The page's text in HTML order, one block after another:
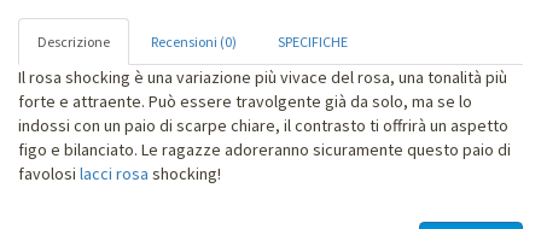
Descrizione Recensioni (0) SPECIFICHE
Il rosa shocking è una variazione più vivace del rosa, una tonalità più
forte e attraente. Può essere travolgente già da solo, ma se lo
indossi con un paio di scarpe chiare, il contrasto ti offrirà un aspetto
figo e bilanciato. Le ragazze adoreranno sicuramente questo paio di
favolosi lacci rosa shocking!